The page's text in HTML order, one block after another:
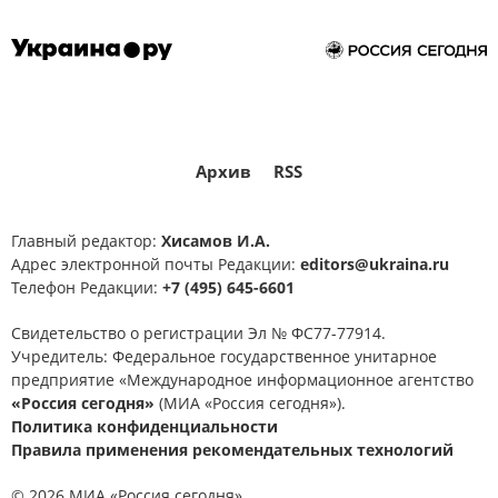
новости СВО сейчас
Украина.ру
Архив RSS
Главный редактор: Хисамов И.А.
Адрес электронной почты Редакции: editors@ukraina.ru
Телефон Редакции: +7 (495) 645-6601
Свидетельство о регистрации Эл № ФС77-77914.
Учредитель: Федеральное государственное унитарное
предприятие «Международное информационное агентство
«Россия сегодня» (МИА «Россия сегодня»).
Политика конфиденциальности
Правила применения рекомендательных технологий